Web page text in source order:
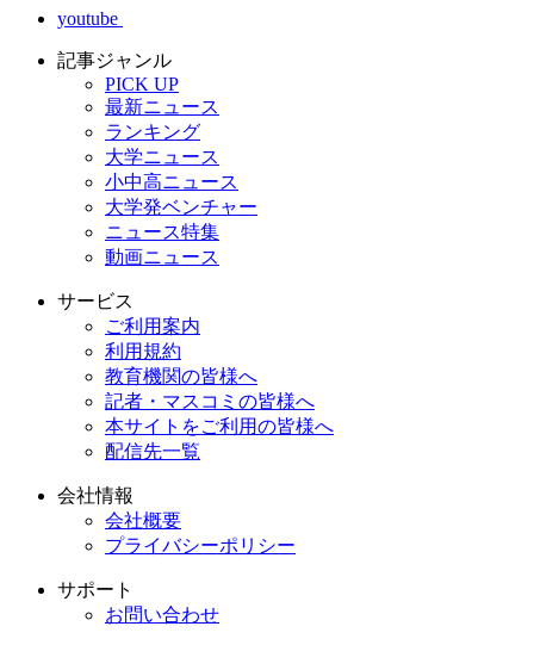
youtube
記事ジャンル
PICK UP
最新ニュース
ランキング
大学ニュース
小中高ニュース
大学発ベンチャー
ニュース特集
動画ニュース
サービス
ご利用案内
利用規約
教育機関の皆様へ
記者・マスコミの皆様へ
本サイトをご利用の皆様へ
配信先一覧
会社情報
会社概要
プライバシーポリシー
サポート
お問い合わせ